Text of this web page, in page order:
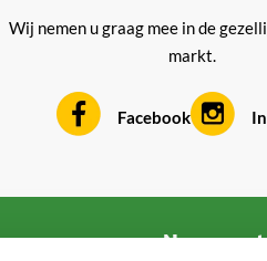
Wij nemen u graag mee in de
markt.
Facebook
Neem